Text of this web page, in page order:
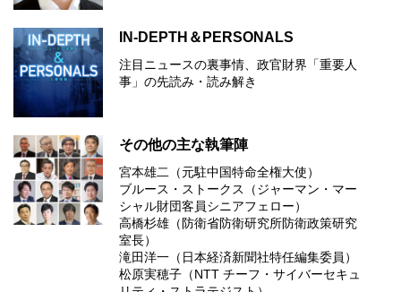
IN-DEPTH＆PERSONALS
注目ニュースの裏事情、政官財界「重要人
事」の先読み・読み解き
その他の主な執筆陣
宮本雄二（元駐中国特命全権大使）
ブルース・ストークス（ジャーマン・マー
シャル財団客員シニアフェロー）
高橋杉雄（防衛省防衛研究所防衛政策研究
室長）
滝田洋一（日本経済新聞社特任編集委員）
松原実穂子（NTT チーフ・サイバーセキュ